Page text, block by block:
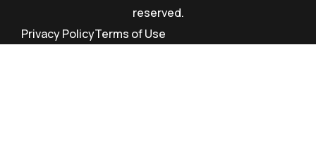
reserved.
Privacy PolicyTerms of Use